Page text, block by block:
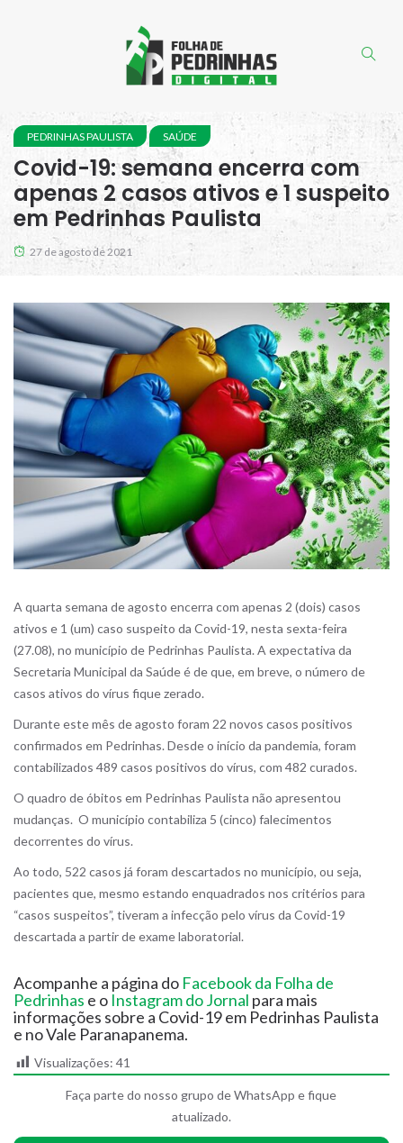
PEDRINHAS PAULISTA SAÚDE
Covid-19: semana encerra com
apenas 2 casos ativos e 1 suspeito
em Pedrinhas Paulista
27 de agosto de 2021
A quarta semana de agosto encerra com apenas 2 (dois) casos
ativos e 1 (um) caso suspeito da Covid-19, nesta sexta-feira
(27.08), no município de Pedrinhas Paulista. A expectativa da
Secretaria Municipal da Saúde é de que, em breve, o número de
casos ativos do vírus fique zerado.
Durante este mês de agosto foram 22 novos casos positivos
confirmados em Pedrinhas. Desde o início da pandemia, foram
contabilizados 489 casos positivos do vírus, com 482 curados.
O quadro de óbitos em Pedrinhas Paulista não apresentou
mudanças. O município contabiliza 5 (cinco) falecimentos
decorrentes do vírus.
Ao todo, 522 casos já foram descartados no município, ou seja,
pacientes que, mesmo estando enquadrados nos critérios para
“casos suspeitos”, tiveram a infecção pelo vírus da Covid-19
descartada a partir de exame laboratorial.
Acompanhe a página do Facebook da Folha de
Pedrinhas e o Instagram do Jornal para mais
informações sobre a Covid-19 em Pedrinhas Paulista
e no Vale Paranapanema.
Visualizações: 41
Faça parte do nosso grupo de WhatsApp e fique
atualizado.